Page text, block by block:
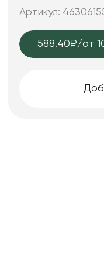
Артикул:
588.40₽/от